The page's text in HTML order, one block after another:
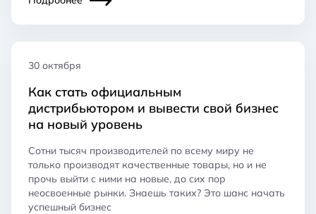
30 октября
Как стать официальным
дистрибьютором и вывести свой бизнес
на новый уровень
Сотни тысяч производителей по всему миру не
только производят качественные товары, но и не
прочь выйти с ними на новые, до сих пор
неосвоенные рынки. Знаешь таких? Это шанс начать
успешный бизнес